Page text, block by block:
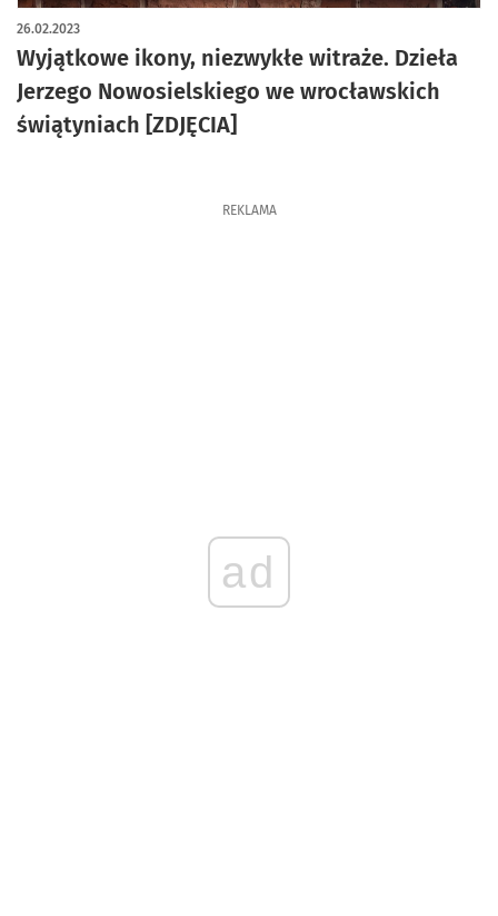
Wyjątkowe ikony, niezwykłe witraże. Dzieła
Jerzego Nowosielskiego we wrocławskich
świątyniach [ZDJĘCIA]
26.02.2023
artykuł z galerią zdjęć
REKLAMA
ad